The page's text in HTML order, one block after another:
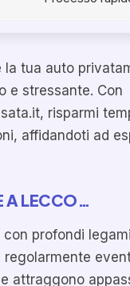
la tua auto
e stressante. Con
risparmi
affidandoti ad
A LECCO…
profondi
regolarmente
attraggono